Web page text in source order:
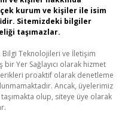
kurum ve kişiler ile isim
Sitemizdeki bilgiler
taşımazlar.
Bilgi Teknolojileri ve İletişim
bir Yer Sağlayıcı olarak hizmet
proaktif olarak denetleme
Ancak, üyelerimiz
olup, siteye üye olarak